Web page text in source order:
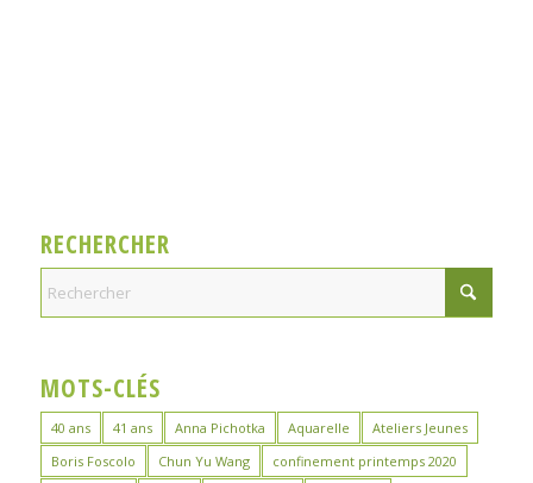
RECHERCHER
MOTS-CLÉS
40 ans 41 ans Anna Pichotka Aquarelle
Ateliers Jeunes
Boris Foscolo
Chun Yu Wang
confinement printemps 2020